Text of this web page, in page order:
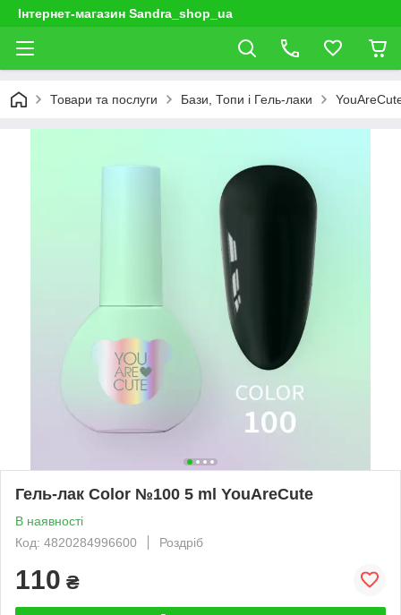
Інтернет-магазин Sandra_shop_ua
Товари та послуги Бази, Топи і Гель-лаки
Гель-лак Color №100 5 ml YouAreCute
В наявності
Код: 4820284996600
Роздріб
110 ₴